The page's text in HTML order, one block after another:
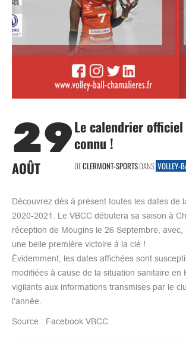
29
AOÛT
Le calendrier officiel
connu !
DECLERMONT-SPORTSDANS VOLLEY-
Découvrez dès à présent toutes les dates de
2020-2021. Le VBCC débutera sa saison à
réception de Mougins le 26 Septembre, avec,
une belle première victoire à la clé !
Évidemment, les dates affichées sont
modifiées à cause de la situation sanitaire en
vigilants aux informations transmises par le
l’année.
Source : Facebook VBCC.